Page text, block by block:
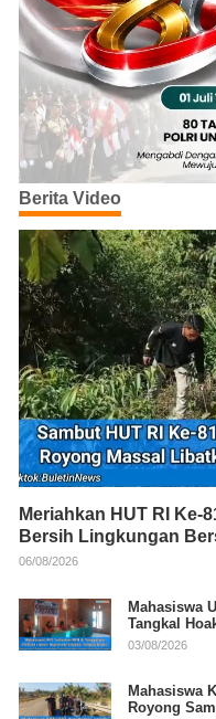
Berita Video
Meriahkan HUT RI Ke-
Bersih Lingkungan
06/08/2026
Mahasiswa
Tangkal
03/08/2026
Mahasiswa
Royong